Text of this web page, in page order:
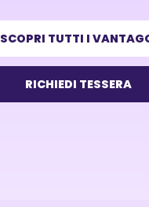
SCOPRI TUTTI I
RICHIEDI TESSERA